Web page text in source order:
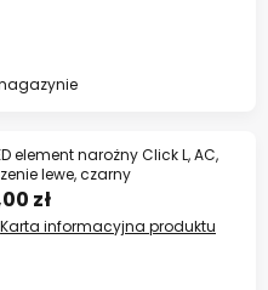
element narożny Click L, AC,
lewe, czarny
zł
Karta informacyjna produktu